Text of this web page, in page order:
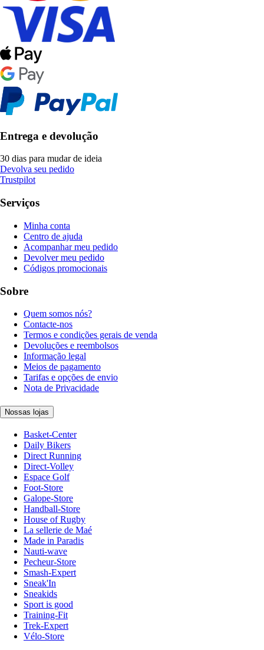
Entrega e devolução
30 dias para mudar de ideia
Devolva seu pedido
Trustpilot
Serviços
Minha conta
Centro de ajuda
Acompanhar meu pedido
Devolver meu pedido
Códigos promocionais
Sobre
Quem somos nós?
Contacte-nos
Termos e condições gerais de venda
Devoluções e reembolsos
Informação legal
Meios de pagamento
Tarifas e opções de envio
Nota de Privacidade
Nossas lojas
Basket-Center
Daily Bikers
Direct Running
Direct-Volley
Espace Golf
Foot-Store
Galope-Store
Handball-Store
House of Rugby
La sellerie de Maé
Made in Paradis
Nauti-wave
Pecheur-Store
Smash-Expert
Sneak'In
Sneakids
Sport is good
Training-Fit
Trek-Expert
Vélo-Store